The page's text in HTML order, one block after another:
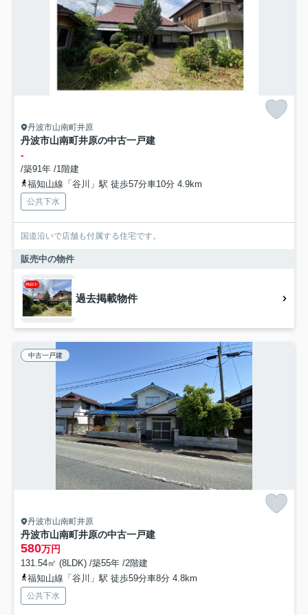
丹波市山南町井原
丹波市山南町井原の中古一戸建
-
/築91年 /1階建
福知山線「谷川」駅 徒歩57分車10分 4.9km
公共下水
国道沿いで店舗も付属する住宅です。
販売中の物件
過去掲載物件
中古一戸建
丹波市山南町井原
丹波市山南町井原の中古一戸建
580万円
131.54㎡ (8LDK) /築55年 /2階建
福知山線「谷川」駅 徒歩59分車8分 4.8km
公共下水